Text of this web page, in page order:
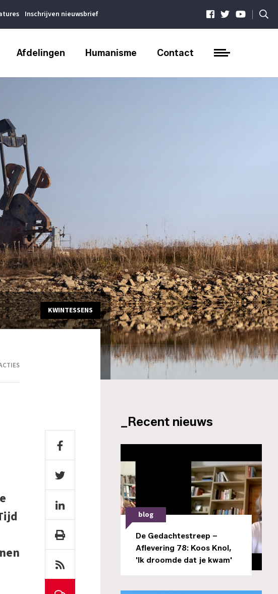
Inschrijven nieuwsbrief |
Afdelingen Humanisme Contact
KWINTESSENS
_Recent nieuws
blog
De Gedachtestreep –
Aflevering 78: Koos Knol,
'Ik droomde dat je kwam'